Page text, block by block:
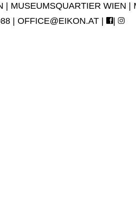
| MUSEUMSQUARTIER WIEN
| OFFICE@EIKON.AT | |